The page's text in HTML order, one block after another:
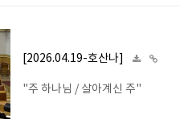
[2026.04.19-호산나]
"주 하나님 / 살아계신 주"